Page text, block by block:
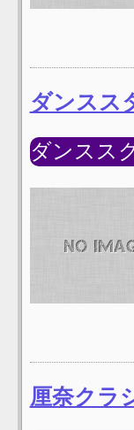
ダンスス
ダンスス
厘奈クラ